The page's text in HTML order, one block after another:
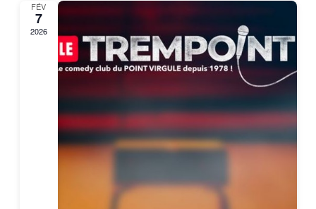
FÉV
7
2026